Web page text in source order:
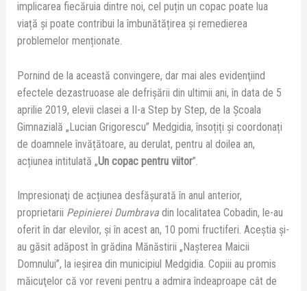
implicarea fiecăruia dintre noi, cel puțin un copac poate lua
viață şi poate contribui la îmbunătățirea şi remedierea
problemelor menționate.
Pornind de la această convingere, dar mai ales evidenţiind
efectele dezastruoase ale defrișării din ultimii ani, în data de 5
aprilie 2019, elevii clasei a II-a Step by Step, de la Școala
Gimnazială „Lucian Grigorescu” Medgidia, însoțiți și coordonați
de doamnele învățătoare, au derulat, pentru al doilea an,
acțiunea intitulată „Un copac pentru viitor”.
Impresionaţi de acțiunea desfășurată în anul anterior,
proprietarii Pepinierei Dumbravadin localitatea Cobadin, le-au
oferit în dar elevilor, și în acest an, 10 pomi fructiferi. Aceștia și-
au găsit adăpost în grădina Mănăstirii „Naşterea Maicii
Domnului”, la ieşirea din municipiul Medgidia. Copiii au promis
măicuţelor că vor reveni pentru a admira îndeaproape cât de